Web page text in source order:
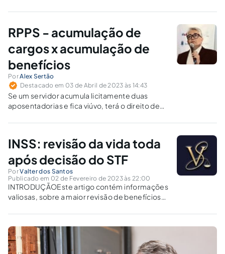
RPPS - acumulação de
cargos x acumulação de
benefícios
PorAlex Sertão
Destacado em 03 de Abril de 2023 às 14:43
Se um servidor acumula licitamente duas
aposentadorias e fica viúvo, terá o direito de
somando um três benefícios?
INSS: revisão da vida toda
após decisão do STF
PorValter dos Santos
Publicado em 02 de Fevereiro de 2023 às 22:00
INTRODUÇÃOEste artigo contém informações
valiosas, sobre a maior revisão de benefícios
brasileiro.Nesta obra, eu explico, em detalhes,
como aposentados e pensionistas do INSS,
que recebem apenas um salário mínimo,
podem passar a receber o teto...